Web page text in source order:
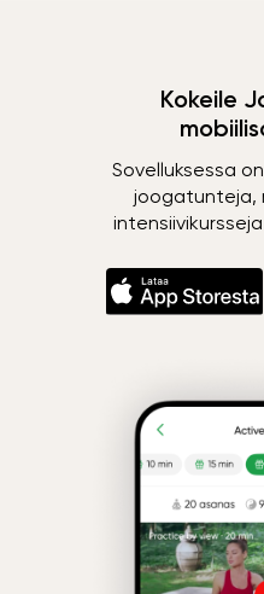
Kokeile
Sovelluksessa
joogatunteja,